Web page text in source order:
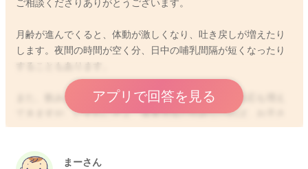
ご相談くださりありがとうございます。
月齢が進んでくると、体動が激しくなり、吐き戻しが増えたり
します。夜間の時間が空く分、日中の哺乳間隔が短くなったり
することもあります。
また、飲みムラや遊び飲みなど、今までとは違った反応も増え
てきますが、いずれにせよ、体重増加が問題なければ、お子さ
んの哺乳意欲に合わせて授乳しても構わないとされます。
もちろん、今までより、哺乳回数や哺乳量が減ったりすること
アプリで回答を見る
まーさん